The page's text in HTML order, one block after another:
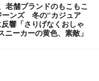
老舗ブランドのもこもこ
ーンズ 冬の“カジュア
響「さりげなくおしゃ
ニーカーの黄色、素敵」